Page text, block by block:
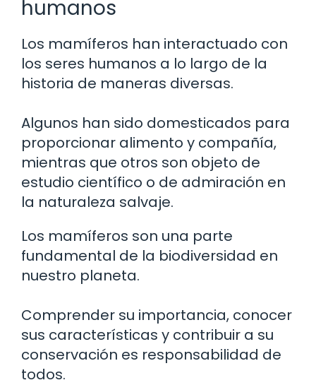
humanos
Los mamíferos han interactuado con
los seres humanos a lo largo de la
historia de maneras diversas.
Algunos han sido domesticados para
proporcionar alimento y compañía,
mientras que otros son objeto de
estudio científico o de admiración en
la naturaleza salvaje.
Los mamíferos son una parte
fundamental de la biodiversidad en
nuestro planeta.
Comprender su importancia, conocer
sus características y contribuir a su
conservación es responsabilidad de
todos.